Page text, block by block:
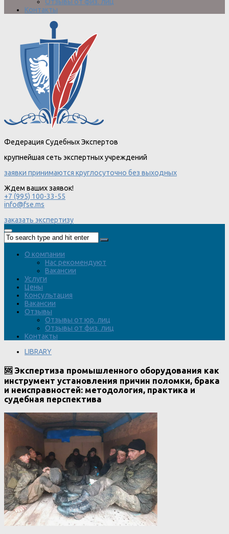
Отзывы от физ. лиц
Контакты
Федерация Судебных Экспертов
крупнейшая сеть экспертных учреждений
заявки принимаются круглосуточно без выходных
Ждем ваших заявок!
+7 (995) 100-33-55
info@fse.ms
заказать экспертизу
О компании
Нас рекомендуют
Вакансии
Услуги
Цены
Консультация
Вакансии
Отзывы
Отзывы от юр. лиц
Отзывы от физ. лиц
Контакты
LIBRARY
🆘 Экспертиза промышленного оборудования как
инструмент установления причин поломки, брака
и неисправностей: методология, практика и
судебная перспектива